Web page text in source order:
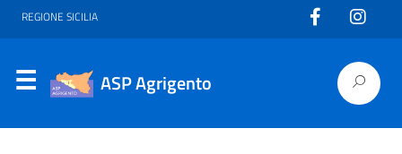
REGIONE SICILIA
ASP Agrigento